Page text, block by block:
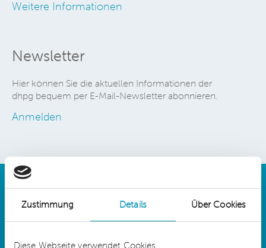
Zustimmung Details Über Cookies
Diese Webseite verwendet Cookies
Weitere Informationen
Newsletter
Hier können Sie die aktuellen Informationen der
dhpg bequem per E-Mail-Newsletter abonnieren.
Anmelden